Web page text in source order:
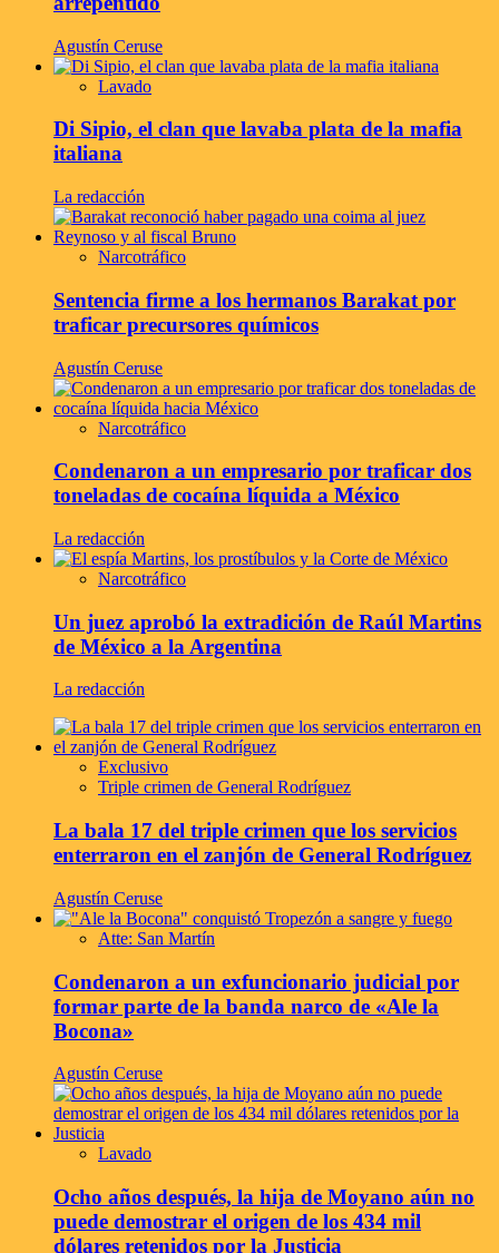
Agustín Ceruse
Lavado
Di Sipio, el clan que lavaba plata de la mafia
italiana
La redacción
Narcotráfico
Sentencia firme a los hermanos Barakat por
traficar precursores químicos
Agustín Ceruse
Narcotráfico
Condenaron a un empresario por traficar dos
toneladas de cocaína líquida a México
La redacción
Narcotráfico
Un juez aprobó la extradición de Raúl Martins
de México a la Argentina
La redacción
Exclusivo
Triple crimen de General Rodríguez
La bala 17 del triple crimen que los servicios
enterraron en el zanjón de General Rodríguez
Agustín Ceruse
Atte: San Martín
Condenaron a un exfuncionario judicial por
formar parte de la banda narco de «Ale la
Bocona»
Agustín Ceruse
Lavado
Ocho años después, la hija de Moyano aún no
puede demostrar el origen de los 434 mil
dólares retenidos por la Justicia